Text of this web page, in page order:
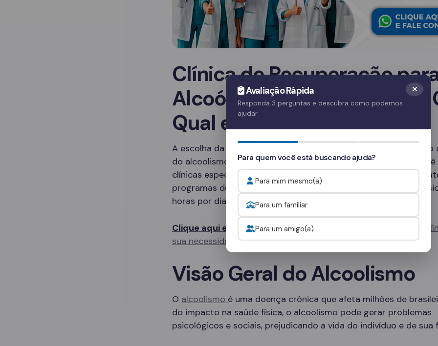
Clínica de Recuperação
Alcoólatras em Jaguaribe –
Qual escolher?
A escolha da clínica ideal depende de diversos fatores, incluindo
do alcoolismo e os serviços oferecidos. Em Jaguaribe – CE,
clínicas especializadas que oferecem desde tratamento
programas de internação completos, com suporte médico e
horas por dia.
Clique aqui e fale com um consultor
para escolher a melhor
sua necessidade.
Visão Geral do Alcoolismo
O alcoolismo é uma doença crônica que afeta milhões de
do impacto na saúde física, o alcoolismo pode gerar problemas
psicológicos e sociais, prejudicando a vida do indivíduo e de sua
Avaliação Rápida
Responda 3 perguntas e descubra como podemos
ajudar
Para quem você está buscando ajuda?
Para mim mesmo(a)
Para um familiar
Para um amigo(a)